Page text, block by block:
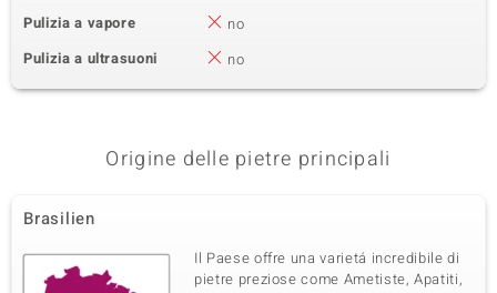
Pulizia a vapore
no
Pulizia a ultrasuoni
no
Origine delle pietre principali
Brasilien
Il Paese offre una varietá incredibile di
pietre preziose come Ametiste, Apatiti,